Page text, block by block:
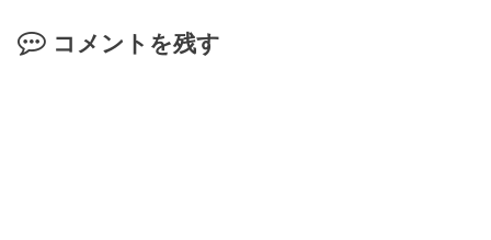
コメントを残す